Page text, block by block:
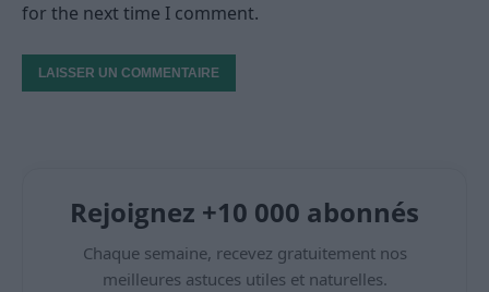
for the next time I comment.
Rejoignez +10 000 abonnés
Chaque semaine, recevez gratuitement nos
meilleures astuces utiles et naturelles.